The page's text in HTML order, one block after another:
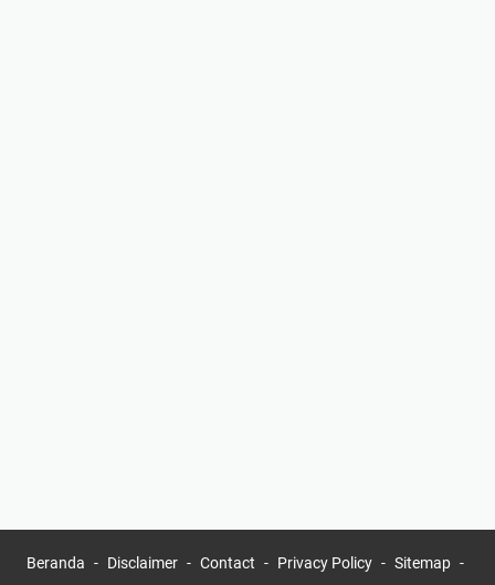
Beranda Disclaimer Contact Privacy Policy Sitemap